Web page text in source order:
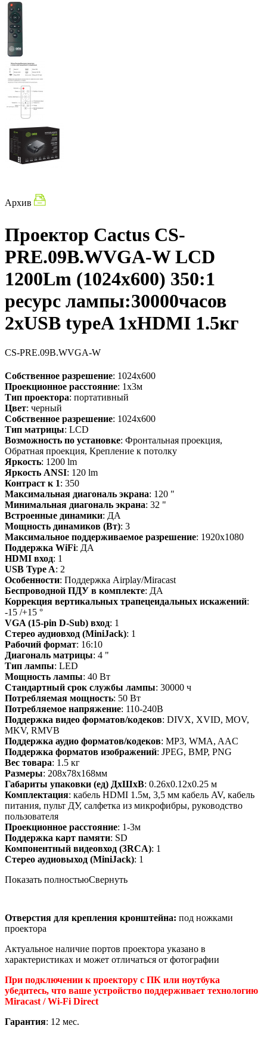
Архив
Проектор Cactus CS-
PRE.09B.WVGA-W LCD
1200Lm (1024x600) 350:1
ресурс лампы:30000часов
2xUSB typeA 1xHDMI 1.5кг
CS-PRE.09B.WVGA-W
Собственное разрешение: 1024x600
Проекционное расстояние: 1x3м
Тип проектора: портативный
Цвет: черный
Собственное разрешение: 1024x600
Тип матрицы: LCD
Возможность по установке: Фронтальная проекция,
Обратная проекция, Крепление к потолку
Яркость: 1200 lm
Яркость ANSI: 120 lm
Контраст к 1: 350
Максимальная диагональ экрана: 120 "
Минимальная диагональ экрана: 32 "
Встроенные динамики: ДА
Мощность динамиков (Вт): 3
Максимальное поддерживаемое разрешение: 1920x1080
Поддержка WiFi: ДА
HDMI вход: 1
USB Type A: 2
Особенности: Поддержка Airplay/Miracast
Беспроводной ПДУ в комплекте: ДА
Коррекция вертикальных трапецеидальных искажений:
-15 /+15 °
VGA (15-pin D-Sub) вход: 1
Стерео аудиовход (MiniJack): 1
Рабочий формат: 16:10
Диагональ матрицы: 4 "
Тип лампы: LED
Мощность лампы: 40 Вт
Стандартный срок службы лампы: 30000 ч
Потребляемая мощность: 50 Вт
Потребляемое напряжение: 110-240В
Поддержка видео форматов/кодеков: DIVX, XVID, MOV,
MKV, RMVB
Поддержка аудио форматов/кодеков: MP3, WMA, AAC
Поддержка форматов изображений: JPEG, BMP, PNG
Вес товара: 1.5 кг
Размеры: 208x78x168мм
Габариты упаковки (ед) ДхШхВ: 0.26x0.12x0.25 м
Комплектация: кабель HDMI 1.5м, 3,5 мм кабель AV, кабель
питания, пульт ДУ, салфетка из микрофибры, руководство
пользователя
Проекционное расстояние: 1-3м
Поддержка карт памяти: SD
Компонентный видеовход (3RCA): 1
Стерео аудиовыход (MiniJack): 1
Показать полностьюСвернуть
Отверстия для крепления кронштейна: под ножками
проектора
Актуальное наличие портов проектора указано в
характеристиках и может отличаться от фотографии
При подключении к проектору с ПК или ноутбука
убедитесь, что ваше устройство поддерживает технологию
Miracast / Wi-Fi Direct
Гарантия: 12 мес.